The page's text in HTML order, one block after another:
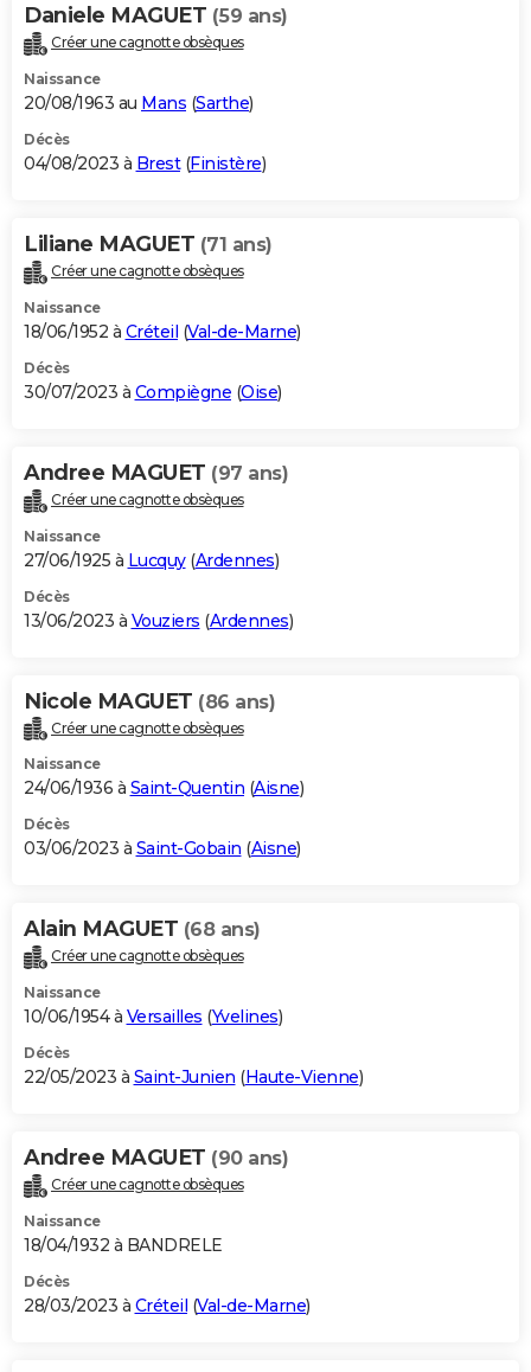
Daniele MAGUET (59 ans)
Créer une cagnotte obsèques
Naissance
20/08/1963 au Mans (Sarthe)
Décès
04/08/2023 à Brest(Finistère)
Liliane MAGUET (71 ans)
Créer une cagnotte obsèques
Naissance
18/06/1952 à Créteil (Val-de-Marne)
Décès
30/07/2023 à Compiègne (Oise)
Andree MAGUET (97 ans)
Créer une cagnotte obsèques
Naissance
27/06/1925 à Lucquy(Ardennes)
Décès
13/06/2023 à Vouziers (Ardennes)
Nicole MAGUET (86 ans)
Créer une cagnotte obsèques
Naissance
24/06/1936 à Saint-Quentin (Aisne)
Décès
03/06/2023 à Saint-Gobain (Aisne)
Alain MAGUET (68 ans)
Créer une cagnotte obsèques
Naissance
10/06/1954 à Versailles (Yvelines)
Décès
22/05/2023 à Saint-Junien (Haute-Vienne)
Andree MAGUET (90 ans)
Créer une cagnotte obsèques
Naissance
18/04/1932 à BANDRELE
Décès
28/03/2023 à Créteil (Val-de-Marne)